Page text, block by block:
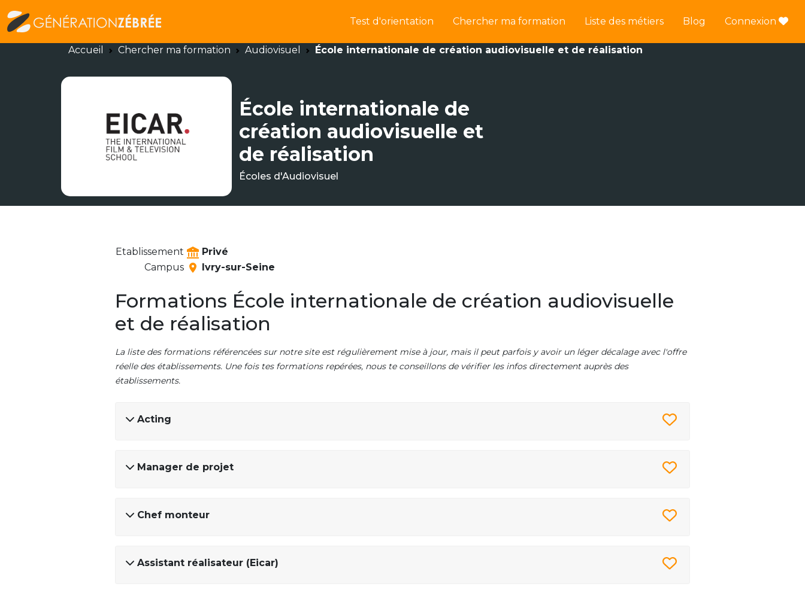
Test d'orientation Chercher ma formation Liste des métiers Blog Connexion
Accueil Chercher ma formation Audiovisuel École internationale de création audiovisuelle et de réalisation
École internationale de
création audiovisuelle et
de réalisation
Écoles d'Audiovisuel
Etablissement
Privé
Campus
Ivry-sur-Seine
Formations École internationale de création audiovisuelle
et de réalisation
La liste des formations référencées sur notre site est régulièrement mise à jour, mais il peut parfois y avoir un léger décalage avec l'offre
réelle des établissements. Une fois tes formations repérées, nous te conseillons de vérifier les infos directement auprès des
établissements.
Acting
Manager de projet
Chef monteur
Assistant réalisateur (Eicar)